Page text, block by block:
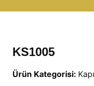
KS1005
Ürün Kategorisi: